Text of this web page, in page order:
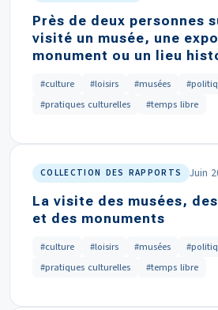
Près de deux personnes
visité un musée, une
monument ou un lieu
#culture #loisirs #musées
#pratiques culturelles
#temps libre
COLLECTION DES RAPPORTS Juin
La visite des musées,
et des monuments
#culture #loisirs #musées
#pratiques culturelles
#temps libre